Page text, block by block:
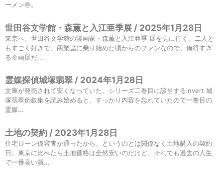
ーメン🍥。
世田谷文学館・森薫と入江亜季展 / 2025年1月28日
東京へ。世田谷文学館の漫画家・森薫と入江亜季 展を見に行く。二人と
もすごく好きで、商業誌に乗り始めた頃からのファンなので、俺得すぎ
る企画展だ...
霊媒探偵城塚翡翠 / 2024年1月28日
文庫が発売されて安くなっていた、シリーズ二巻目に該当するinvert 城
塚翡翠倒叙集を読み始めると、すっかり内容を忘れていたので一巻目の
霊媒...
土地の契約 / 2023年1月28日
住宅ローン仮審査が通ったから、というのとは関係なく土地購入の契約
日。東京に比べたら土地価格は全然安いのだけど、それでも過去の人生
で一番高い買...